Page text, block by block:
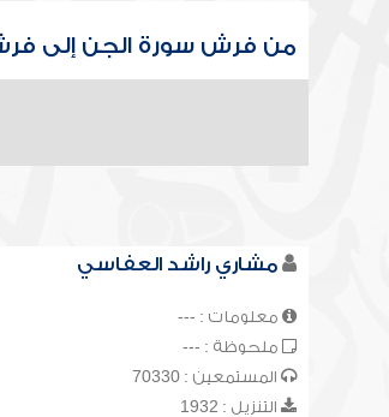
من فرش سورة الجن إلى
مشاري راشد العفاسي
معلومات : ---
ملحوظة : ---
المستمعين : 70330
التنزيل : 1932